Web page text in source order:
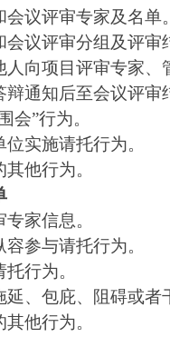
会议评审专家及名单
会议评审分组及评
人向项目评审专家
辩通知后至会议评
会”行为。
实施请托行为。
他行为。
家信息。
参与请托行为。
行为。
延、包庇、阻碍或
他行为。